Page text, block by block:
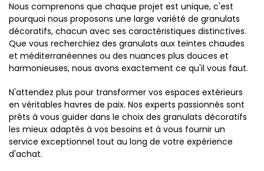
Nous comprenons que chaque projet est unique, c'est
pourquoi nous proposons une large variété de granulats
décoratifs, chacun avec ses caractéristiques distinctives.
Que vous recherchiez des granulats aux teintes chaudes
et méditerranéennes ou des nuances plus douces et
harmonieuses, nous avons exactement ce qu'il vous faut.
N'attendez plus pour transformer vos espaces extérieurs
en véritables havres de paix. Nos experts passionnés sont
prêts à vous guider dans le choix des granulats décoratifs
les mieux adaptés à vos besoins et à vous fournir un
service exceptionnel tout au long de votre expérience
d'achat.